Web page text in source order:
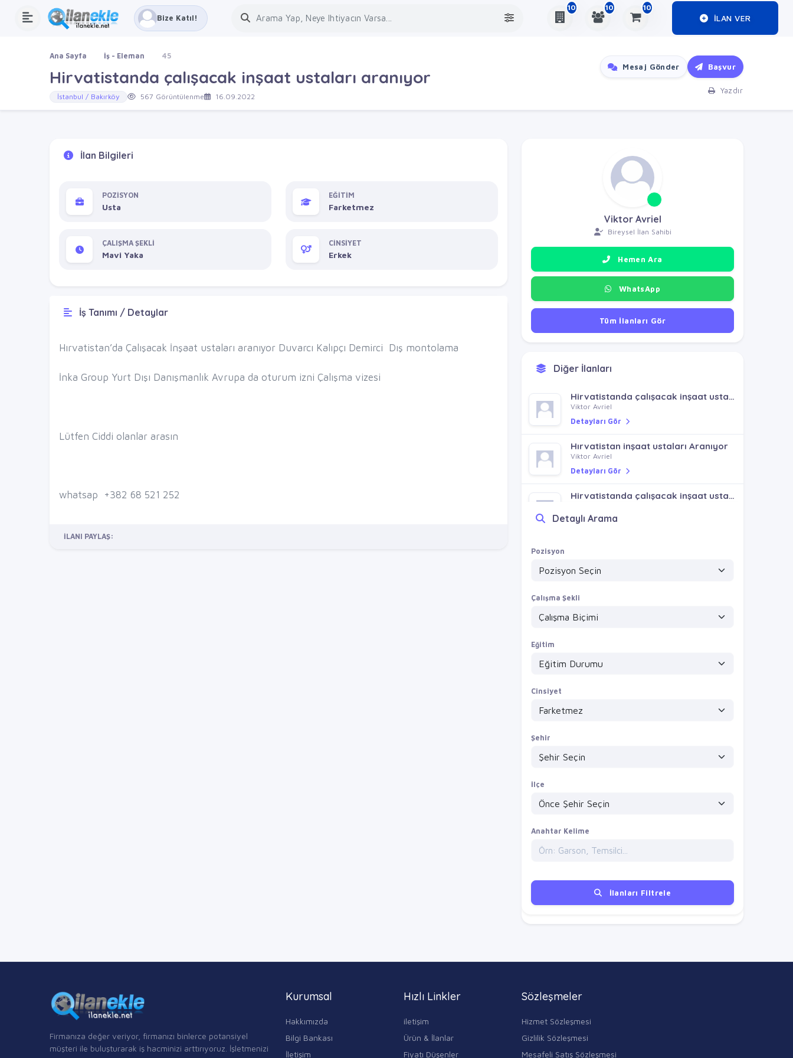
Bize Katıl!
10 10 10
ILAN VER
Ana Sayfa İş - Eleman 45
Hirvatistanda çalışacak inşaat ustaları aranıyor
İstanbul / Bakırköy 567 Görüntülenme 16.09.2022
Mesaj Gönder Başvur
Yazdır
İlan Bilgileri
POZİSYON
Usta
ÇALIŞMA ŞEKLİ
Mavi Yaka
EĞİTİM
Farketmez
CİNSİYET
Erkek
İş Tanımı / Detaylar
Hırvatistan’da Çalışacak İnşaat ustaları aranıyor Duvarcı Kalıpçı Demirci Dış montolama
İnka Group Yurt Dışı Danışmanlık Avrupa da oturum izni Çalışma vizesi
Lütfen Ciddi olanlar arasın
whatsap +382 68 521 252
İLANI PAYLAŞ:
Viktor Avriel
Bireysel İlan Sahibi
Hemen Ara
WhatsApp
Tüm İlanları Gör
Diğer İlanları
Hirvatistanda çalışacak inşaat ustaları aranıyor
Viktor Avriel
Detayları Gör
Hırvatistan inşaat ustaları Aranıyor
Viktor Avriel
Detayları Gör
Hirvatistanda çalışacak inşaat ustaları aranıyor
Detayları Gör
Detaylı Arama
Pozisyon
Çalışma Şekli
Eğitim
Cinsiyet
Şehir
İlçe
Anahtar Kelime
İlanları Filtrele
Firmanıza değer veriyor, firmanızı binlerce potansiyel
müşteri ile buluşturarak iş hacminizi arttırıyoruz. İşletmenizi
Kurumsal
Hakkımızda
Bilgi Bankası
İletişim
Hızlı Linkler
iletişim
Ürün & İlanlar
Fiyatı Düşenler
Sözleşmeler
Hizmet Sözleşmesi
Gizlilik Sözleşmesi
Mesafeli Satış Sözleşmesi